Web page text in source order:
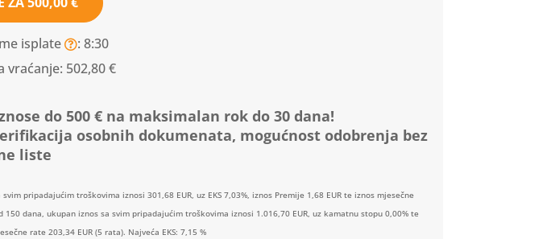
isplate
: 8:30
vraćanje: 502,80 €
do 500 € na maksimalan rok do 30 dana!
osobnih dokumenata, mogućnost odobrenja bez
liste
pripadajućim troškovima iznosi 301,68 EUR, uz EKS 7,03%, iznos Premije 1,68 EUR te iznos mjesečne
dana, ukupan iznos sa svim pripadajućim troškovima iznosi 1.016,70 EUR, uz kamatnu stopu 0,00% te
rate 203,34 EUR (5 rata). Najveća EKS: 7,15 %